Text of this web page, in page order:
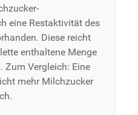
eine Restaktivität des
Diese reicht
enthaltene Menge
Zum Vergleich: Eine
mehr Milchzucker